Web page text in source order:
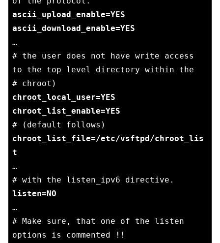
ascii_upload_enable=YES
…
# the user does not have write access
to the top level directory within the
chroot_local_user=YES
chroot_list_file=/etc/vsftpd/chroot_lis
…
…
# Make sure, that one of the listen